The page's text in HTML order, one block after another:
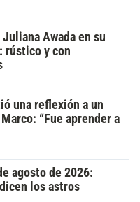
Awada en su
rústico y con
una reflexión a un
“Fue aprender a
agosto de 2026:
los astros